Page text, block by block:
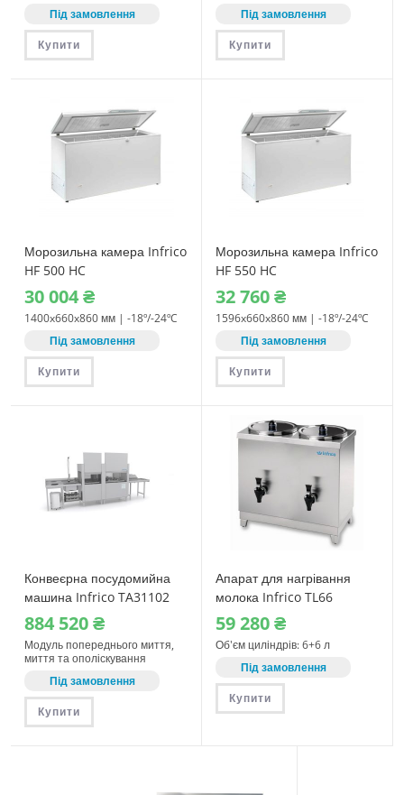
Під замовлення
Купити
Під замовлення
Купити
Морозильна камера Infrico
HF 500 HC
30‎ 004₴
1400x660x860 мм | -18º/-24ºC
Під замовлення
Купити
Морозильна камера Infrico
HF 550 HC
32‎ 760₴
1596x660x860 мм | -18º/-24ºC
Під замовлення
Купити
Конвеєрна посудомийна
машина Infrico TA31102
884‎ 520₴
Модуль попереднього миття,
миття та ополіскування
Під замовлення
Купити
Апарат для нагрівання
молока Infrico TL66
59‎ 280₴
Об'єм циліндрів: 6+6 л
Під замовлення
Купити